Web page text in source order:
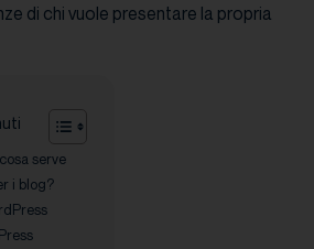
di chi vuole presentare la propria
serve
i blog?